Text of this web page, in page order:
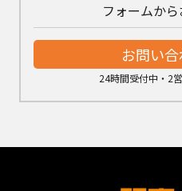
フォームか
お問い
24時間受付中・2